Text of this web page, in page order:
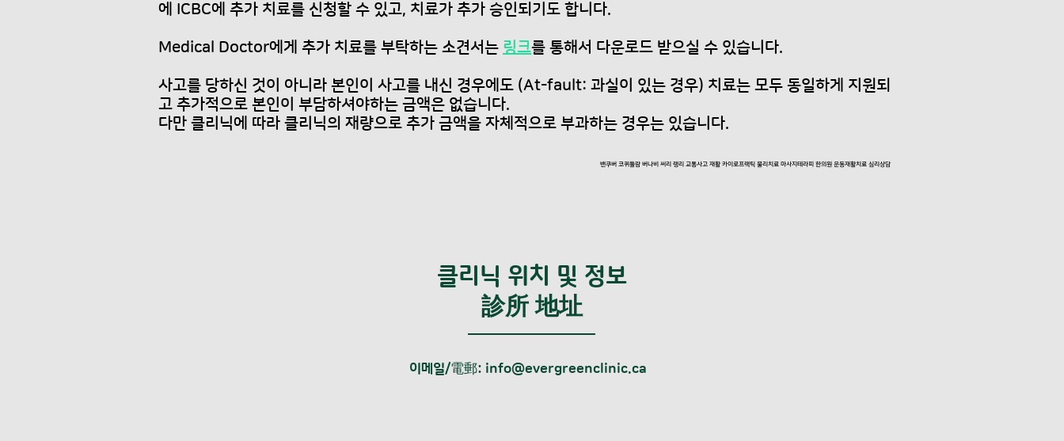
에 ICBC에 추가 치료를 신청할 수 있고, 치료가 추가 승인되기도 합니다.
Medical Doctor에게 추가 치료를 부탁하는 소견서는 링크를 통해서 다운로드 받으실 수 있습니다.
사고를 당하신 것이 아니라 본인이 사고를 내신 경우에도 (At-fault: 과실이 있는 경우) 치료는 모두 동일하게 지원되
고 추가적으로 본인이 부담하셔야하는 금액은 없습니다.
다만 클리닉에 따라 클리닉의 재량으로 추가 금액을 자체적으로 부과하는 경우는 있습니다.
밴쿠버 코퀴틀람 버나비 써리 랭리 교통사고 재활 카이로프랙틱 물리치료 마사지테라피 한의원 운동재활치료 심리상담
클리닉 위치 및 정보
​診所 地址
이메일/電郵: info@evergreenclinic.ca